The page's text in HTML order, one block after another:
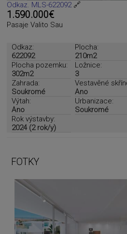
Odkaz. MLS-622092 🔗
1.590.000€
Pasaje Valito Sau
Odkaz:
622092
Plocha:
210m2
Plocha pozemku:
302m2
Ložnice:
3
Zahrada:
Soukromé
Vestavěné
Ano
Výtah:
Ano
Urbanizace:
Soukromé
Rok výstavby:
2024 (2 rok/y)
FOTKY